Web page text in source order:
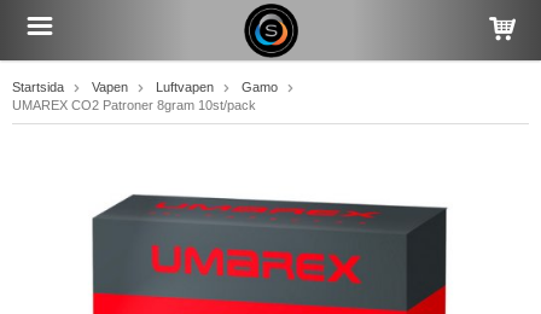
Startsida Vapen Luftvapen
Gamo
UMAREX CO2 Patroner 8gram 10st/pack